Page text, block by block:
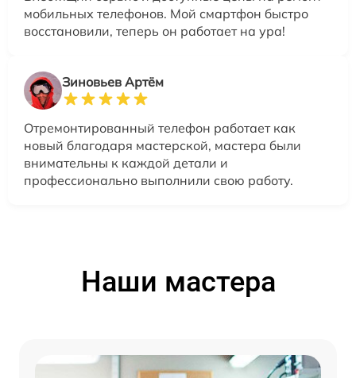
мобильных телефонов. Мой смартфон быстро
восстановили, теперь он работает на ура!
Зиновьев Артём
Отремонтированный телефон работает как
новый благодаря мастерской, мастера были
внимательны к каждой детали и
профессионально выполнили свою работу.
Наши мастера